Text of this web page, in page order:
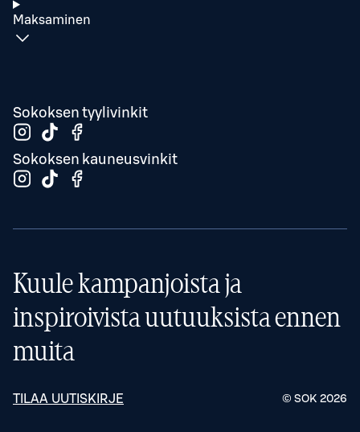
Maksaminen
Sokoksen tyylivinkit
Sokoksen kauneusvinkit
Kuule kampanjoista ja
inspiroivista uutuuksista ennen
muita
TILAA UUTISKIRJE © SOK 2026